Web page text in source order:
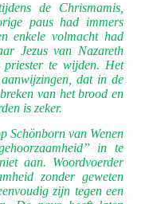
de Chrismamis,
paus had immers
enkele volmacht had
Jezus van Nazareth
priester te wijden. Het
dat in de
van het brood en
is zeker.
Schönborn van Wenen
in te
aan. Woordvoerder
zonder geweten
zijn tegen een